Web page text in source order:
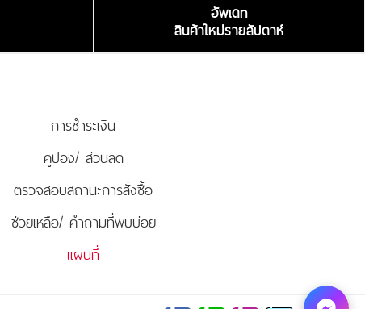
อัพเดท
สินค้าใหม่รายสัปดาห์
การชำระเงิน
คูปอง/ ส่วนลด
ตรวจสอบสถานะการสั่งซื้อ
ช่วยเหลือ/ คำถามที่พบบ่อย
แผนที่